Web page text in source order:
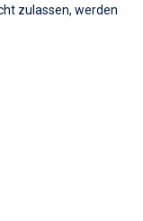
zulassen, werden